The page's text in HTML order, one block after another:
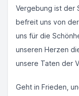
Vergebung ist der
befreit uns von
uns für die
unseren Herzen
unsere Taten der
Geht in Frieden,